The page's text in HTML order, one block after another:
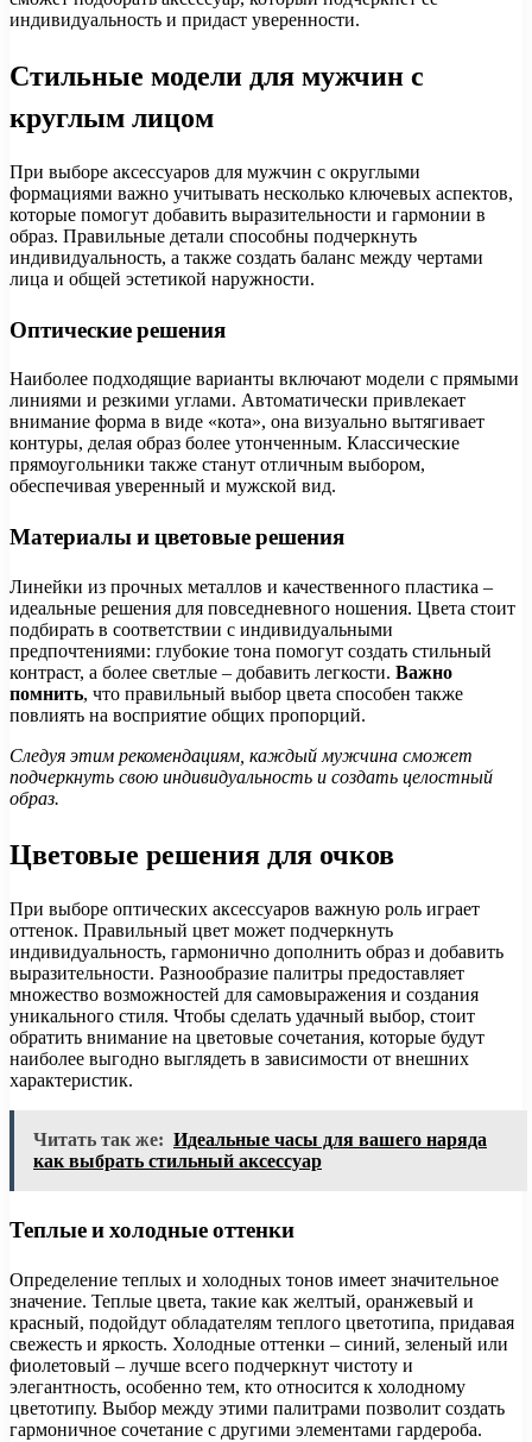
индивидуальность и придаст уверенности.
Стильные модели для мужчин с
круглым лицом
При выборе аксессуаров для мужчин с округлыми
формациями важно учитывать несколько ключевых аспектов,
которые помогут добавить выразительности и гармонии в
образ. Правильные детали способны подчеркнуть
индивидуальность, а также создать баланс между чертами
лица и общей эстетикой наружности.
Оптические решения
Наиболее подходящие варианты включают модели с прямыми
линиями и резкими углами. Автоматически привлекает
внимание форма в виде «кота», она визуально вытягивает
контуры, делая образ более утонченным. Классические
прямоугольники также станут отличным выбором,
обеспечивая уверенный и мужской вид.
Материалы и цветовые решения
Линейки из прочных металлов и качественного пластика –
идеальные решения для повседневного ношения. Цвета стоит
подбирать в соответствии с индивидуальными
предпочтениями: глубокие тона помогут создать стильный
контраст, а более светлые – добавить легкости. Важно
помнить, что правильный выбор цвета способен также
повлиять на восприятие общих пропорций.
Следуя этим рекомендациям, каждый мужчина сможет
подчеркнуть свою индивидуальность и создать целостный
образ.
Цветовые решения для очков
При выборе оптических аксессуаров важную роль играет
оттенок. Правильный цвет может подчеркнуть
индивидуальность, гармонично дополнить образ и добавить
выразительности. Разнообразие палитры предоставляет
множество возможностей для самовыражения и создания
уникального стиля. Чтобы сделать удачный выбор, стоит
обратить внимание на цветовые сочетания, которые будут
наиболее выгодно выглядеть в зависимости от внешних
характеристик.
Читать так же: Идеальные часы для вашего наряда
как выбрать стильный аксессуар
Теплые и холодные оттенки
Определение теплых и холодных тонов имеет значительное
значение. Теплые цвета, такие как желтый, оранжевый и
красный, подойдут обладателям теплого цветотипа, придавая
свежесть и яркость. Холодные оттенки – синий, зеленый или
фиолетовый – лучше всего подчеркнут чистоту и
элегантность, особенно тем, кто относится к холодному
цветотипу. Выбор между этими палитрами позволит создать
гармоничное сочетание с другими элементами гардероба.